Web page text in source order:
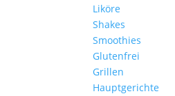
Liköre
Shakes
Smoothies
Glutenfrei
Grillen
Hauptgerichte